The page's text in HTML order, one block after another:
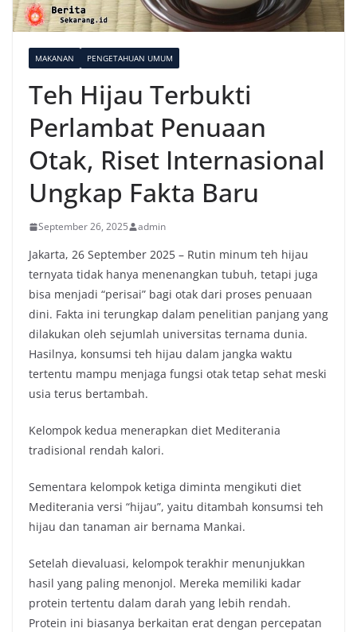
MAKANAN PENGETAHUAN UMUM
Teh Hijau Terbukti
Perlambat Penuaan
Otak, Riset Internasional
Ungkap Fakta Baru
September 26, 2025 admin
Jakarta, 26 September 2025 – Rutin minum teh hijau
ternyata tidak hanya menenangkan tubuh, tetapi juga
bisa menjadi “perisai” bagi otak dari proses penuaan
dini. Fakta ini terungkap dalam penelitian panjang yang
dilakukan oleh sejumlah universitas ternama dunia.
Hasilnya, konsumsi teh hijau dalam jangka waktu
tertentu mampu menjaga fungsi otak tetap sehat meski
usia terus bertambah.
Kelompok kedua menerapkan diet Mediterania
tradisional rendah kalori.
Sementara kelompok ketiga diminta mengikuti diet
Mediterania versi “hijau”, yaitu ditambah konsumsi teh
hijau dan tanaman air bernama Mankai.
Setelah dievaluasi, kelompok terakhir menunjukkan
hasil yang paling menonjol. Mereka memiliki kadar
protein tertentu dalam darah yang lebih rendah.
Protein ini biasanya berkaitan erat dengan percepatan